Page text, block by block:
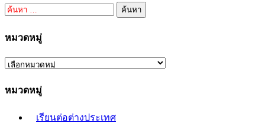
ค้นหา
หมวดหมู่
หมวดหมู่
เรียนต่อต่างประเทศ